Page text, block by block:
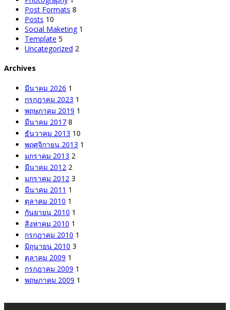
Post Formats 8
Posts 10
Social Maketing 1
Template 5
Uncategorized 2
Archives
มีนาคม 2026 1
กรกฎาคม 2023 1
พฤษภาคม 2019 1
มีนาคม 2017 8
ธันวาคม 2013 10
พฤศจิกายน 2013 1
มกราคม 2013 2
มีนาคม 2012 2
มกราคม 2012 3
มีนาคม 2011 1
ตุลาคม 2010 1
กันยายน 2010 1
สิงหาคม 2010 1
กรกฎาคม 2010 1
มิถุนายน 2010 3
ตุลาคม 2009 1
กรกฎาคม 2009 1
พฤษภาคม 2009 1